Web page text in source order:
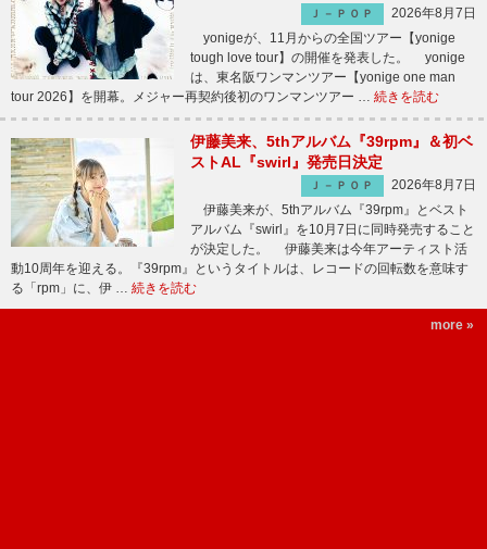
Ｊ－ＰＯＰ
2026年8月7日
yonigeが、11月からの全国ツアー【yonige
tough love tour】の開催を発表した。 yonige
は、東名阪ワンマンツアー【yonige one man
tour 2026】を開幕。メジャー再契約後初のワンマンツアー … 続きを読む
伊藤美来、5thアルバム『39rpm』＆初ベ
ストAL『swirl』発売日決定
Ｊ－ＰＯＰ
2026年8月7日
伊藤美来が、5thアルバム『39rpm』とベスト
アルバム『swirl』を10月7日に同時発売すること
が決定した。 伊藤美来は今年アーティスト活
動10周年を迎える。『39rpm』というタイトルは、レコードの回転数を意味す
る「rpm」に、伊 … 続きを読む
more »